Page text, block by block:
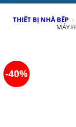
THIẾT BỊ NHÀ BẾP »
MÁY
-40%